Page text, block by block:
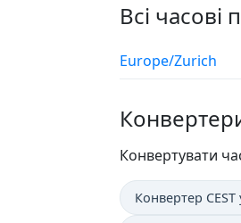
Всі
Europe/Zurich
Конвертувати
Конвертер CEST